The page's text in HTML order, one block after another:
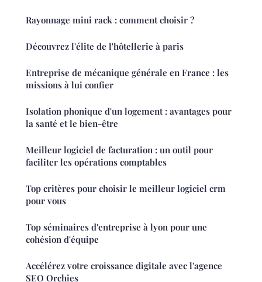
Rayonnage mini rack : comment choisir ?
Découvrez l'élite de l'hôtellerie à paris
Entreprise de mécanique générale en France : les
missions à lui confier
Isolation phonique d'un logement : avantages pour
la santé et le bien-être
Meilleur logiciel de facturation : un outil pour
faciliter les opérations comptables
Top critères pour choisir le meilleur logiciel crm
pour vous
Top séminaires d'entreprise à lyon pour une
cohésion d'équipe
Accélérez votre croissance digitale avec l'agence
SEO Orchies